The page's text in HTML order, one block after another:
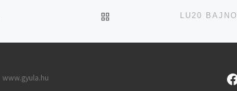
UGRÁS AZ OLDAL
www.gyula.hu